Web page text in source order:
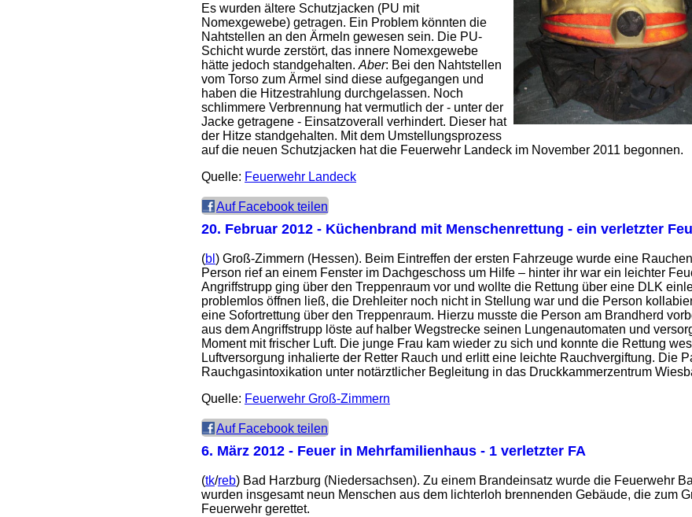
Es wurden ältere Schutzjacken (PU mit
Nomexgewebe) getragen. Ein Problem könnten die
Nahtstellen an den Ärmeln gewesen sein. Die PU-
Schicht wurde zerstört, das innere Nomexgewebe
hätte jedoch standgehalten. Aber: Bei den Nahtstellen
vom Torso zum Ärmel sind diese aufgegangen und
haben die Hitzestrahlung durchgelassen. Noch
schlimmere Verbrennung hat vermutlich der - unter der
Jacke getragene - Einsatzoverall verhindert. Dieser hat
der Hitze standgehalten. Mit dem Umstellungsprozess
auf die neuen Schutzjacken hat die Feuerwehr Landeck im November 2011 begonnen.
Quelle: Feuerwehr Landeck
Auf Facebook teilen
20. Februar 2012 - Küchenbrand mit Menschenrettung - ein verletzter
(bl ) Groß-Zimmern (Hessen). Beim Eintreffen der ersten Fahrzeuge wurde eine
Person rief an einem Fenster im Dachgeschoss um Hilfe – hinter ihr war ein leichter
Angriffstrupp ging über den Treppenraum vor und wollte die Rettung über eine DLK
problemlos öffnen ließ, die Drehleiter noch nicht in Stellung war und die Person
eine Sofortrettung über den Treppenraum. Hierzu musste die Person am Brandherd
aus dem Angriffstrupp löste auf halber Wegstrecke seinen Lungenautomaten und
Moment mit frischer Luft. Die junge Frau kam wieder zu sich und konnte die Rettung
Luftversorgung inhalierte der Retter Rauch und erlitt eine leichte Rauchvergiftung. Die
Rauchgasintoxikation unter notärztlicher Begleitung in das Druckkammerzentrum
Quelle: Feuerwehr Groß-Zimmern
Auf Facebook teilen
6. März 2012 - Feuer in Mehrfamilienhaus - 1 verletzter FA
(tk/reb) Bad Harzburg (Niedersachsen). Zu einem Brandeinsatz wurde die Feuerwehr
wurden insgesamt neun Menschen aus dem lichterloh brennenden Gebäude, die zum
Feuerwehr gerettet.